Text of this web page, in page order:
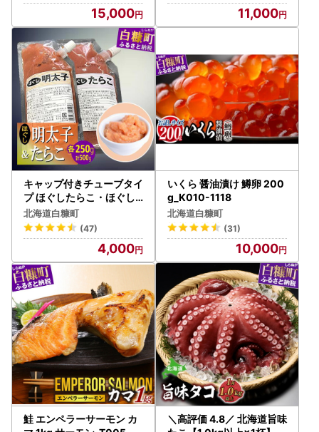
15,000 11,000
キャップ付きチューブタイ
プ ほぐしたらこ・ほぐし
明太子 【各250g 合計50
0g】_I004-0692
北海道白糠町
(47)
4,000
いくら 醤油漬け 鱒卵 200
g_K010-1118
北海道白糠町
(31)
10,000
鮭 エンペラーサーモン カ
＼高評価 4.8／ 北海道旨味